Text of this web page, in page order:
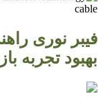
فیبر نوری
بهبود تجربه